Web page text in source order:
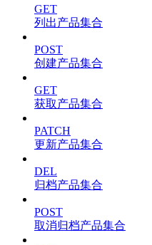
GET
列出产品集合
POST
创建产品集合
GET
获取产品集合
PATCH
更新产品集合
DEL
归档产品集合
POST
取消归档产品集合